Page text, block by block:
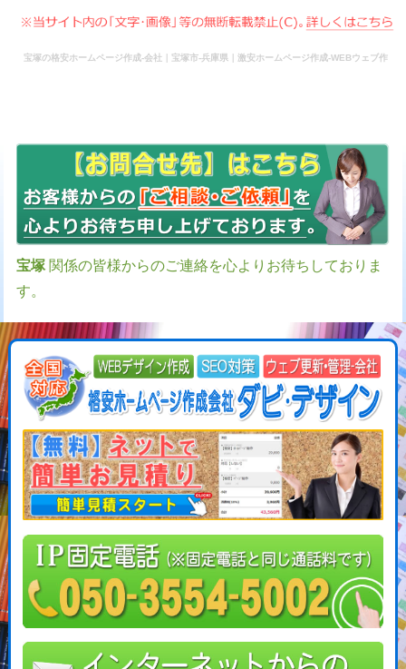
宝塚の格安ホームページ作成-会社｜宝塚市-兵庫県｜激安ホームページ作成-WEBウェブ作
宝塚関係の皆様からのご連絡を心よりお待ちしておりま
す。